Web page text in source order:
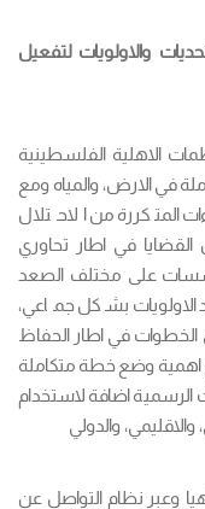
والاولويات لتفعيل
الاهلية الفلسطينية
في الارض، والمياه ومع
المتكررة من الاحتلال
في اطار تحاوري
على مختلف الصعد
الاولويات بشكل جماعي،
الخطوات في اطار الحفاظ
اهمية وضع خطة متكاملة
اضافة لاستخدام
والدولي
شارك فيه 18 ممثلا وجاهيا وعبر نظام التواصل عن